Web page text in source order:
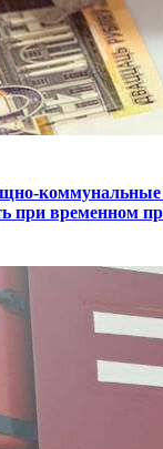
коммунальные
при временном